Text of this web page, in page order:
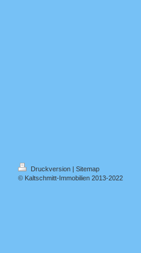
Druckversion | Sitemap
© Kaltschmitt-Immobilien 2013-2022